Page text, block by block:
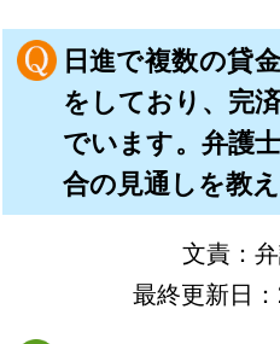
日進で複数の貸
をしており、完
でいます。弁護
合の見通しを教
文責：
最終更新日